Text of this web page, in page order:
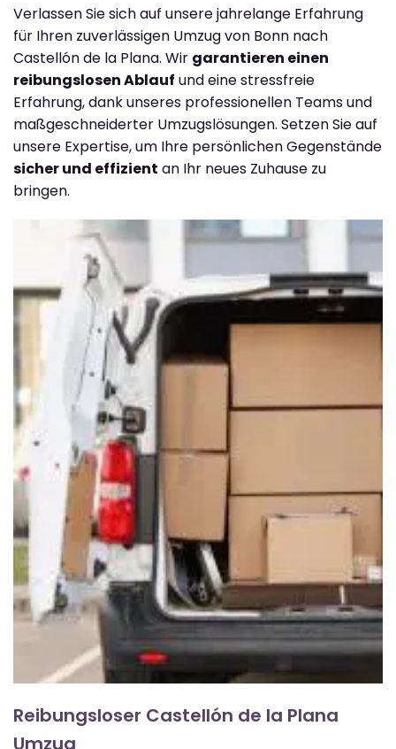
Verlassen Sie sich auf unsere jahrelange Erfahrung
für Ihren zuverlässigen Umzug von Bonn nach
Castellón de la Plana. Wir garantieren einen
reibungslosen Ablauf und eine stressfreie
Erfahrung, dank unseres professionellen Teams und
maßgeschneiderter Umzugslösungen. Setzen Sie auf
unsere Expertise, um Ihre persönlichen Gegenstände
sicher und effizient an Ihr neues Zuhause zu
bringen.
Reibungsloser Castellón de la Plana
Umzug